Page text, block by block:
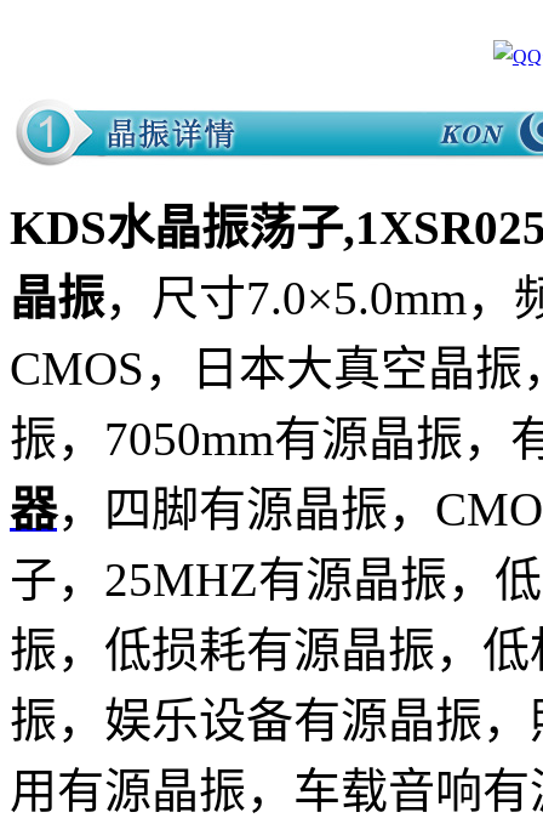
KDS水晶振荡子
晶振，尺寸7.0×5.0mm
CMOS，日本大真空晶
振，7050mm有源晶振，
器，四脚有源晶振，
子，25MHZ有源晶振，
振，低损耗有源晶振，
振，娱乐设备有源晶振
用有源晶振，车载音响